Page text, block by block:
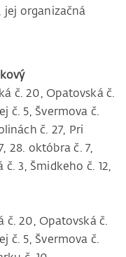
jej organizačná
č. 20, Opatovská č.
č. 5, Švermova č.
č. 27, Pri
28. októbra č. 7,
3, Šmidkeho č. 12,
č. 20, Opatovská č.
č. 5, Švermova č.